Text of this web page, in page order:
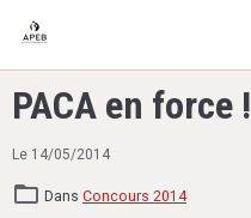
PACA en force !
Le 14/05/2014
Dans Concours 2014